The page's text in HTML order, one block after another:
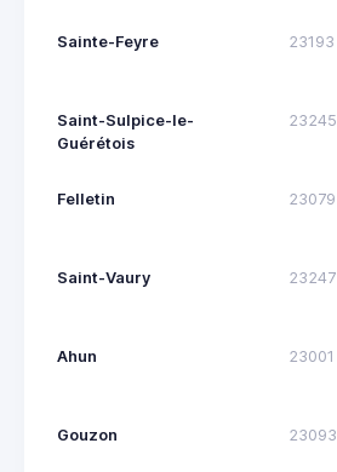
Sainte-Feyre 23193
Saint-Sulpice-le-
Guérétois
23245
Felletin 23079
Saint-Vaury 23247
Ahun 23001
Gouzon 23093